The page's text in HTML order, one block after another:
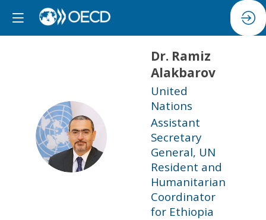
DRA
Dr. Ramiz
Alakbarov
United
Nations
Assistant
Secretary
General, UN
Resident and
Humanitarian
Coordinator
for Ethiopia